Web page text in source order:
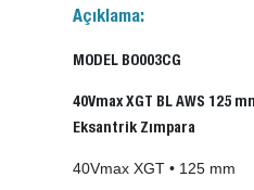
Açıklama:
MODEL BO003CG
40Vmax XGT BL AWS 125
Eksantrik Zımpara
40Vmax XGT • 125 mm